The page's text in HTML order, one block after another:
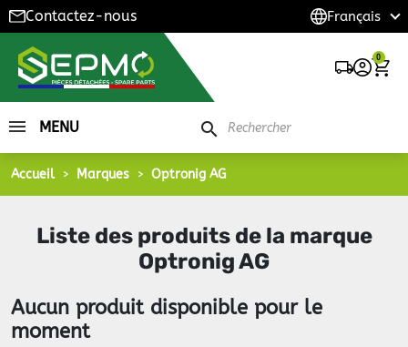
Contactez-nous
0
MENU search
Accueil Marques Optronig AG
Liste des produits de la marque
Optronig AG
Aucun produit disponible pour le
moment